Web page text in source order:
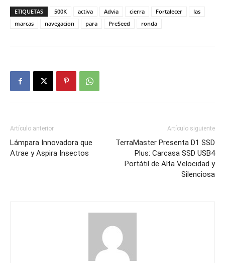
ETIQUETAS 500K activa Advia cierra Fortalecer
las
marcas
navegacion para PreSeed ronda
Artículo anterior
Lámpara Innovadora que
Atrae y Aspira Insectos
Artículo siguiente
TerraMaster Presenta D1 SSD
Plus: Carcasa SSD USB4
Portátil de Alta Velocidad y
Silenciosa